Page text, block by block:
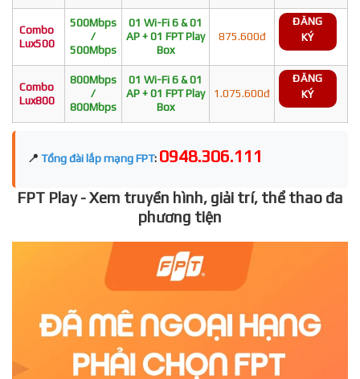
Combo
Lux500
500Mbps
/
500Mbps
01 Wi-Fi 6 & 01
AP + 01 FPT Play
Box
875.600đ
ĐĂNG
KÝ
Combo
Lux800
800Mbps
/
800Mbps
01 Wi-Fi 6 & 01
AP + 01 FPT Play
Box
1.075.600đ
ĐĂNG
KÝ
📍 Tổng đài lắp mạng FPT: 0948.306.111
FPT Play - Xem truyền hình, giải trí, thể thao đa
phương tiện